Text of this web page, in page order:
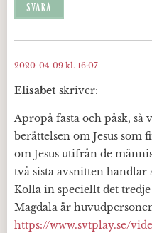
SVARA
Elisabet skriver:
2020-04-09 kl. 16:07
Apropå fasta och påsk, så
berättelsen om Jesus som
om Jesus utifrån de
två sista avsnitten handlar
Kolla in speciellt det
Magdala är
https://www.svtplay.se/